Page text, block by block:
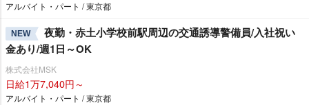
アルバイト・パート / 東京都
NEW
夜勤・赤土小学校前駅周辺の交通誘導警備員/入社祝い
金あり/週1日～OK
株式会社MSK
日給1万7,040円～
アルバイト・パート / 東京都